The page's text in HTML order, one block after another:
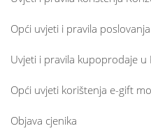
Opći uvjeti i pravila
Uvjeti i pravila kupoprodaje
Opći uvjeti korištenja e-gift
Objava cjenika